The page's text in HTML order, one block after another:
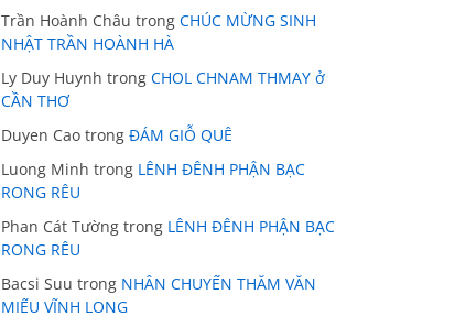
Trần Hoành Châu trong CHÚC MỪNG SINH
NHẬT TRẦN HOÀNH HÀ
Ly Duy Huynh trong CHOL CHNAM THMAY ở
CẦN THƠ
Duyen Cao trong ĐÁM GIỖ QUÊ
Luong Minh trong LÊNH ĐÊNH PHẬN BẠC
RONG RÊU
Phan Cát Tường trong LÊNH ĐÊNH PHẬN BẠC
RONG RÊU
Bacsi Suu trong NHÂN CHUYẾN THĂM VĂN
MIẾU VĨNH LONG